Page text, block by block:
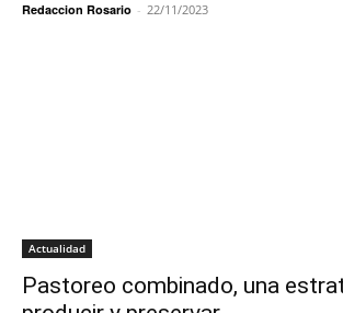
Redaccion Rosario - 22/11/2023
Actualidad
Pastoreo combinado, una